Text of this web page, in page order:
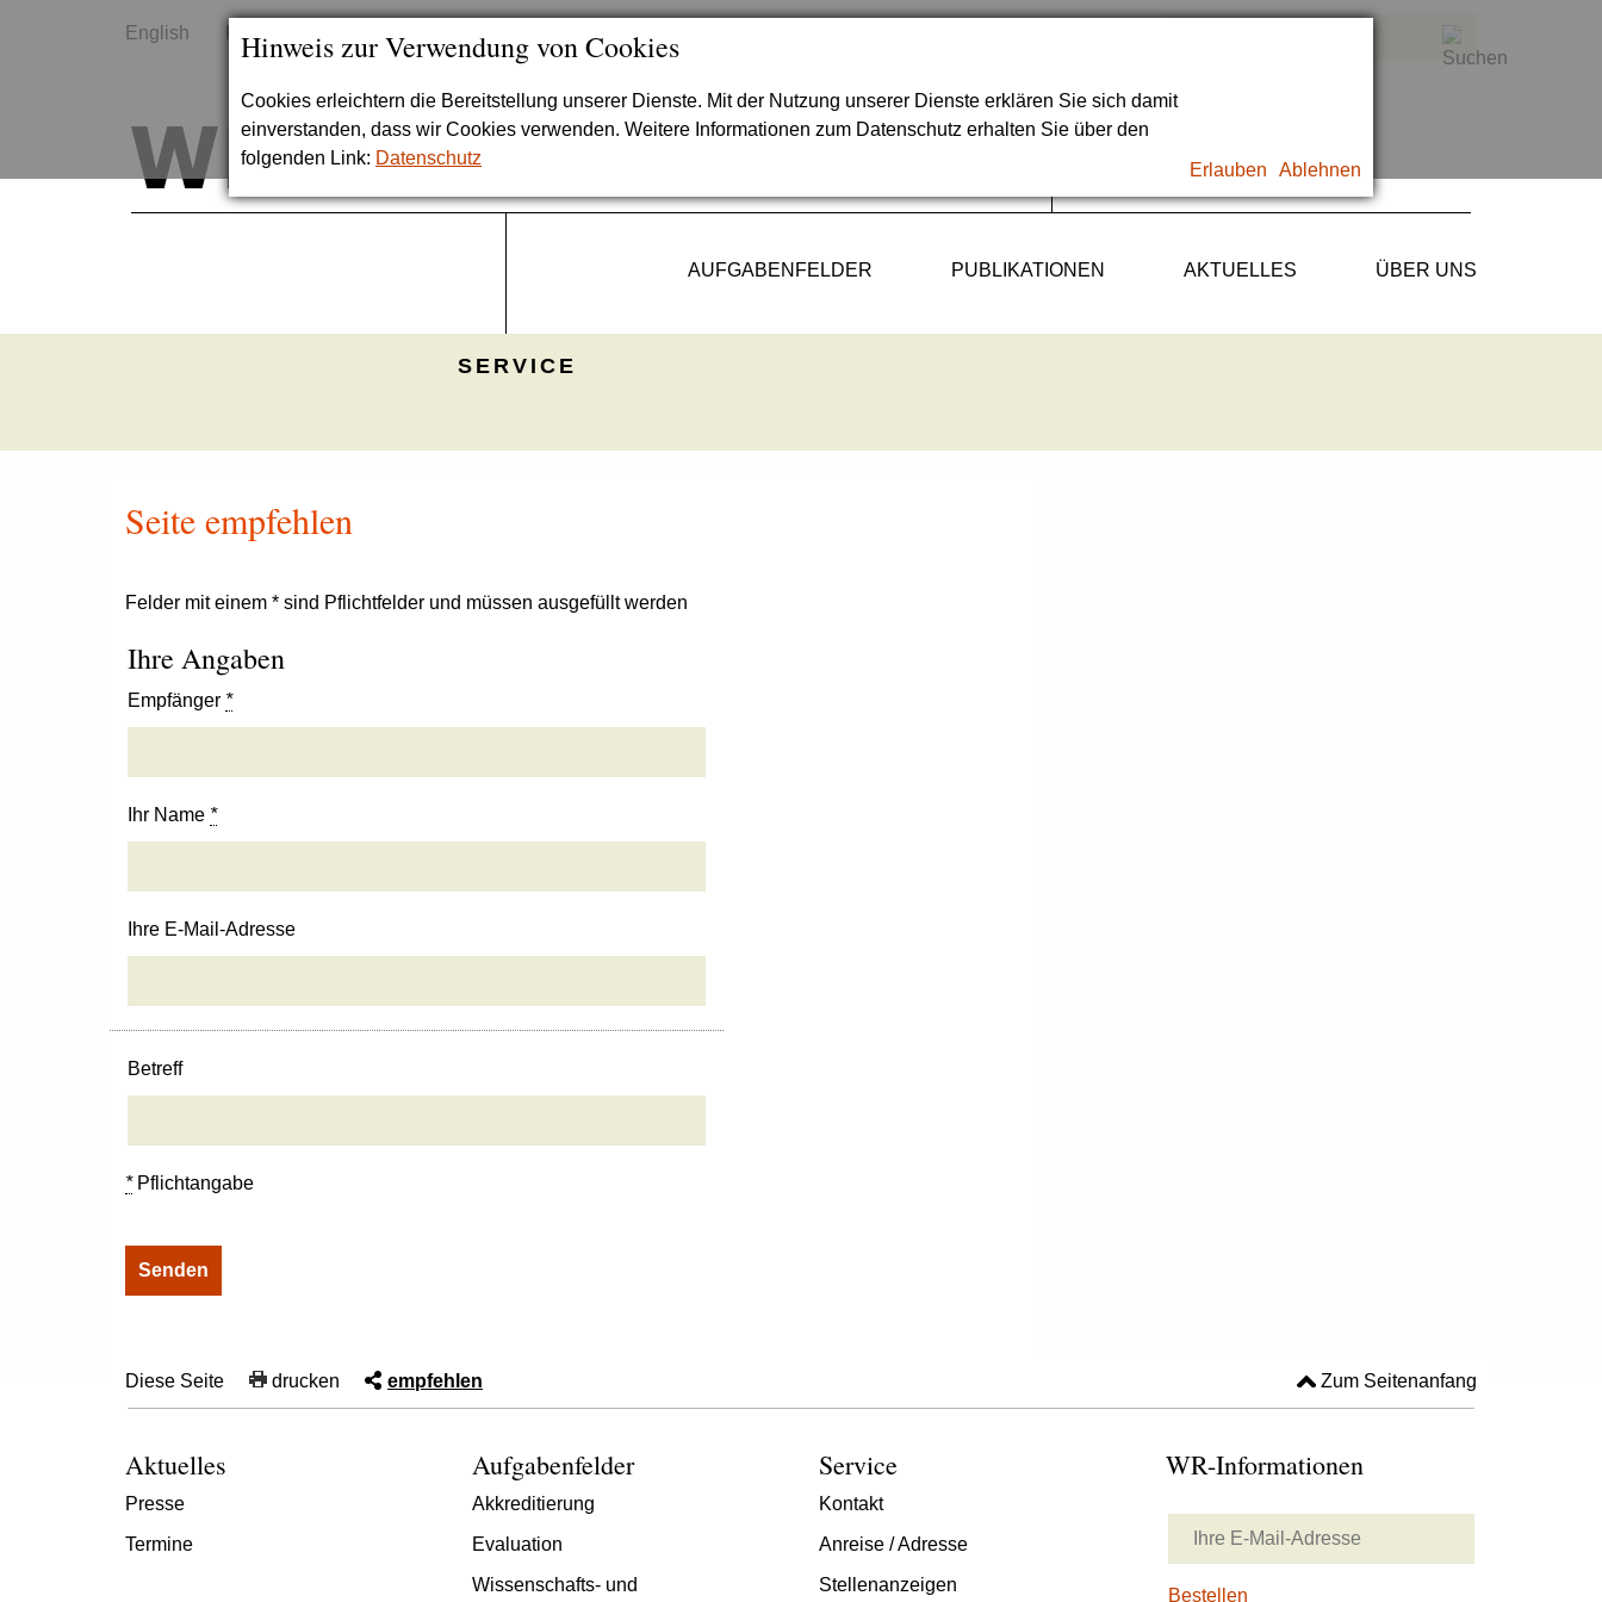
Hinweis zur Verwendung von Cookies
Cookies erleichtern die Bereitstellung unserer Dienste. Mit der Nutzung unserer Dienste erklären Sie sich damit
einverstanden, dass wir Cookies verwenden. Weitere Informationen zum Datenschutz erhalten Sie über den
folgenden Link: Datenschutz
Erlauben Ablehnen
English
AUFGABENFELDER PUBLIKATIONEN AKTUELLES ÜBER UNS
SERVICE
Seite empfehlen
Felder mit einem * sind Pflichtfelder und müssen ausgefüllt werden
Ihre Angaben
Empfänger *
Ihr Name *
Ihre E-Mail-Adresse
Betreff
*Pflichtangabe
Diese Seite drucken empfehlen Zum Seitenanfang
Aktuelles
Presse
Termine
Aufgabenfelder
Akkreditierung
Evaluation
Wissenschafts- und
Service
Kontakt
Anreise / Adresse
Stellenanzeigen
WR-Informationen